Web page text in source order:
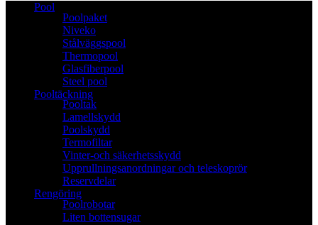
Pool
Poolpaket
Niveko
Stålväggspool
Thermopool
Glasfiberpool
Steel pool
Pooltäckning
Pooltak
Lamellskydd
Poolskydd
Termofiltar
Vinter-och säkerhetsskydd
Upprullningsanordningar och teleskoprör
Reservdelar
Rengöring
Poolrobotar
Liten bottensugar